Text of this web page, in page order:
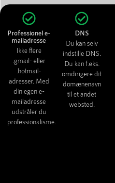
Professionel e-
mailadresse
Ikke flere
.gmail- eller
.hotmail-
adresser. Med
din egen e-
mailadresse
udstråler du
professionalisme.
DNS
Du kan selv
indstille DNS.
Du kan f.eks.
omdirigere dit
domænenavn
til et andet
websted.